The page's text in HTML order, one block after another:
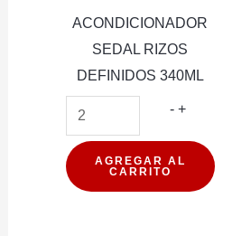
ACONDICIONADOR
SEDAL RIZOS
DEFINIDOS 340ML
-
RIZOS
DEFINIDOS
+
AGREGAR AL
CARRITO